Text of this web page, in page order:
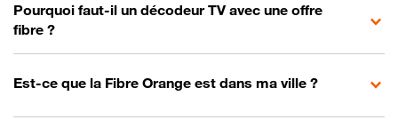
Pourquoi faut-il un décodeur TV avec une offre
fibre ?
Est-ce que la Fibre Orange est dans ma ville ?